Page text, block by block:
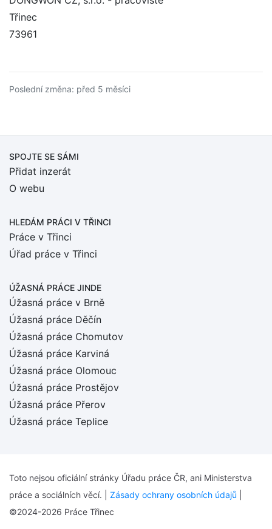
Třinec
73961
Poslední změna: před 5 měsíci
SPOJTE SE SÁMI
Přidat inzerát
O webu
HLEDÁM PRÁCI V TŘINCI
Práce v Třinci
Úřad práce v Třinci
ÚŽASNÁ PRÁCE JINDE
Úžasná práce v Brně
Úžasná práce Děčín
Úžasná práce Chomutov
Úžasná práce Karviná
Úžasná práce Olomouc
Úžasná práce Prostějov
Úžasná práce Přerov
Úžasná práce Teplice
Toto nejsou oficiální stránky Úřadu práce ČR, ani Ministerstva
práce a sociálních věcí. | Zásady ochrany osobních údajů
©2024-2026 Práce Třinec